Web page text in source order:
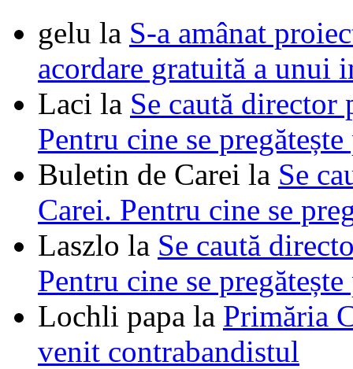
gelu la S-a amânat
acordare gratuită a unui
Laci la Se caută
Pentru cine se
Buletin de Carei la Se
Carei. Pentru cine se
Laszlo la Se caută
Pentru cine se
Lochli papa la Primăria
venit contrabandistul